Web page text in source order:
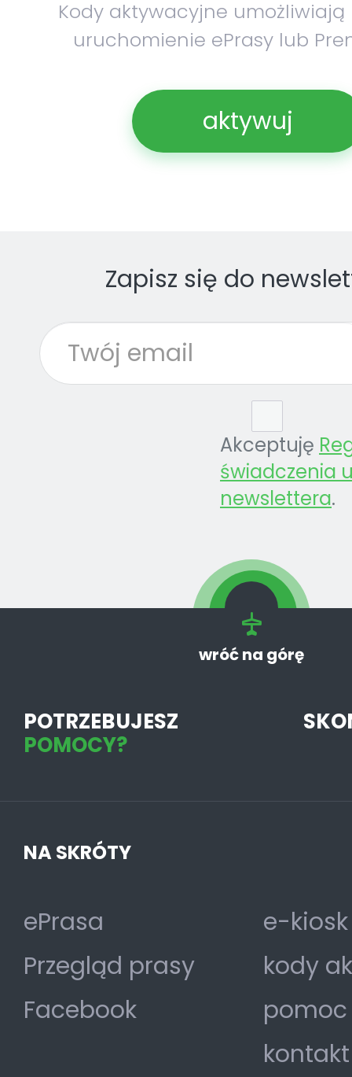
Kody aktywacyjne umożliwiają
uruchomienie ePrasy lub
aktywuj
Zapisz się do
Akceptuję
świadczenia
newslettera.
wróć na górę
POTRZEBUJESZ
POMOCY?
NA SKRÓTY
ePrasa
Przegląd prasy
Facebook
e-
kody
pomoc
kontakt